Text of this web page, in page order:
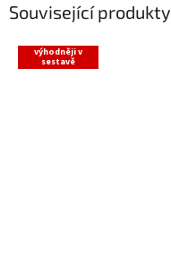
Související produkty
výhodněji v
sestavě